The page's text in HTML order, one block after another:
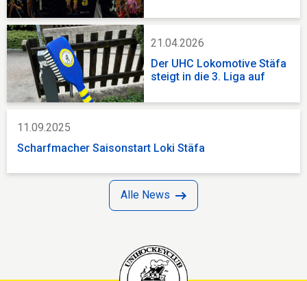
21.04.2026
Der UHC Lokomotive Stäfa
steigt in die 3. Liga auf
11.09.2025
Scharfmacher Saisonstart Loki Stäfa
Alle News